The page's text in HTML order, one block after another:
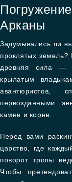
Арканы
Задумывались ли
проклятых земель?
древняя сила —
крылатым
авантюристов,
первозданными
камне и корне.
Перед вами
царство, где
поворот тропы
Чтобы